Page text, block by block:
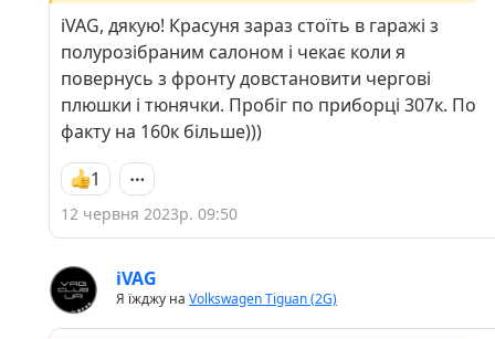
iVAG, дякую! Красуня зараз стоїть в гаражі з
полурозібраним салоном і чекає коли я
повернусь з фронту довстановити чергові
плюшки і тюнячки. Пробіг по приборці 307к. По
факту на 160к більше)))
1
12 червня 2023р. 09:50
iVAG
Я їжджу на Volkswagen Tiguan (2G)